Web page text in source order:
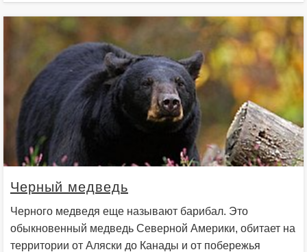
Черный медведь
Черного медведя еще называют барибал. Это
обыкновенный медведь Северной Америки, обитает на
территории от Аляски до Канады и от побережья